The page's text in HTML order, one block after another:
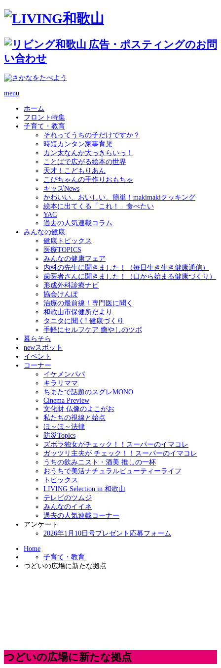
menu
ホーム
フロント特集
子育て・教育
それってうちの子だけですか？
時短カンタン家事育児
カン太なんか大っきらいっ！
ことばで広がる絵本の世界
天才！こどもりあん
こぴちゃんの手作りおもちゃ
キッズNews
かわいい、おいしい、簡単！makimakiクッキング
絵本に出てくる「これ！」食べたい
YAC
過去の人気連載コラム
みんなの健康
健康トピックス
医療TOPICS
みんなの健康フェア
内科の先生に聞きました！（毎日生き生き健康通信）
歯医者さんに聞きました！（口から始まる健康づくり）
形成外科診療ナビ
協会けんぽ
治療の最前線！専門医に聞く
和歌山市保健所だより
タニタに聞く! 健康づくり
手軽にセルフケア 癒やしのツボ
暮らそら
newスポット
イベント
コーナー
イケメンパパ
キラリママ
ちまたで話題のスグレMONO
Cinema Preview
文化財 仏像のよこがお
私たちの視線と始点
ほ～ほ～法律
防災Topics
ズボラ独女がチェック！！スーパーのイマコレ
ガッツリ主夫が チェック！！スーパーのイマコレ
うちの飲みニスト・酒美 推しの一杯
おうちで美活ナチュラルビューティーライフ
トピックス
LIVING Selection in 和歌山
テレビのツムジ
みんなのイイネ
過去の人気連載コーナー
アンケート
2026年1月10日号プレゼント応募フォーム
Home
子育て・教育
つどいの広場に新たな拠点
つどいの広場に新たな拠点